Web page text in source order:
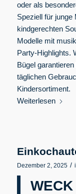
oder als
Speziell für
kindgerechten
Modelle mit
Party-Highlights.
Bügel
täglichen
Kindersortiment.
Weiterlesen
Dezember 2, 2025 /